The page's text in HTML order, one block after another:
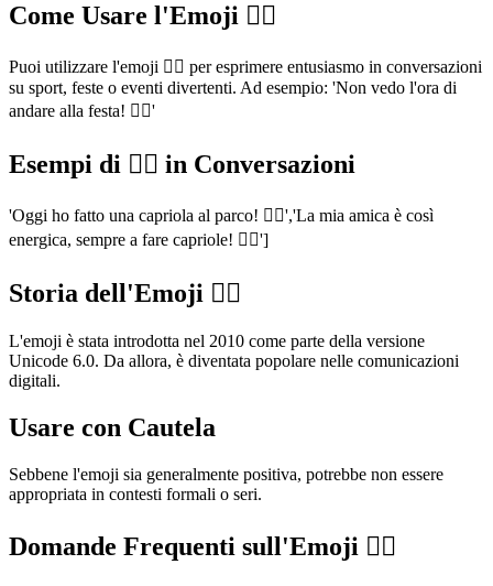
Come Usare l'Emoji 🤸‍♀️
Puoi utilizzare l'emoji 🤸‍♀️ per esprimere entusiasmo in conversazioni
su sport, feste o eventi divertenti. Ad esempio: 'Non vedo l'ora di
andare alla festa! 🤸‍♀️'
Esempi di 🤸‍♀️ in Conversazioni
'Oggi ho fatto una capriola al parco! 🤸‍♀️','La mia amica è così
energica, sempre a fare capriole! 🤸‍♀️']
Storia dell'Emoji 🤸‍♀️
L'emoji è stata introdotta nel 2010 come parte della versione
Unicode 6.0. Da allora, è diventata popolare nelle comunicazioni
digitali.
Usare con Cautela
Sebbene l'emoji sia generalmente positiva, potrebbe non essere
appropriata in contesti formali o seri.
Domande Frequenti sull'Emoji 🤸‍♀️